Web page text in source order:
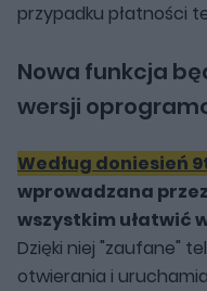
przypadku płatności
Nowa funkcja
wersji
Według doniesień
wprowadzana
wszystkim ułatwić
Dzięki niej "zaufane"
otwierania i